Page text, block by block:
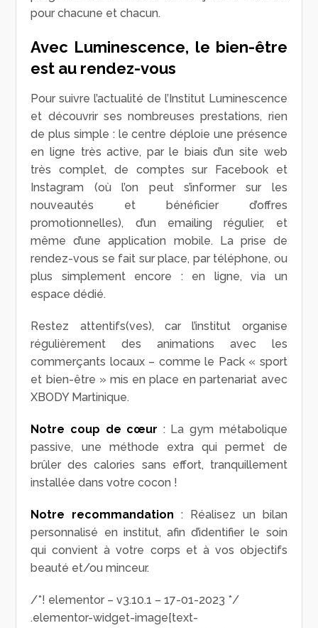
pour chacune et chacun.
Avec Luminescence, le bien-être
est au rendez-vous
Pour suivre l’actualité de l’Institut Luminescence
et découvrir ses nombreuses prestations, rien
de plus simple : le centre déploie une présence
en ligne très active, par le biais d’un site web
très complet, de comptes sur Facebook et
Instagram (où l’on peut s’informer sur les
nouveautés et bénéficier d’offres
promotionnelles), d’un emailing régulier, et
même d’une application mobile. La prise de
rendez-vous se fait sur place, par téléphone, ou
plus simplement encore : en ligne, via un
espace dédié.
Restez attentifs(ves), car l’institut organise
régulièrement des animations avec les
commerçants locaux – comme le Pack « sport
et bien-être » mis en place en partenariat avec
XBODY Martinique.
Notre coup de cœur : La gym métabolique
passive, une méthode extra qui permet de
brûler des calories sans effort, tranquillement
installée dans votre cocon !
Notre recommandation : Réalisez un bilan
personnalisé en institut, afin d’identifier le soin
qui convient à votre corps et à vos objectifs
beauté et/ou minceur.
/*! elementor – v3.10.1 – 17-01-2023 */
.elementor-widget-image{text-